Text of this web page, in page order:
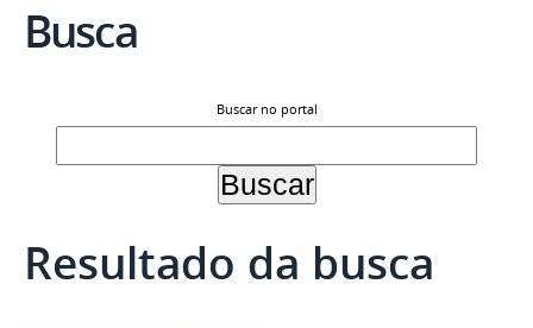
Busca
Buscar no portal
Resultado da busca